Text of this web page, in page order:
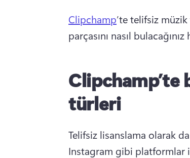
Clipchamp’te telifsiz
parçasını nasıl
Clipchamp’te
türleri
Telifsiz lisanslama olarak
Instagram gibi platformlar